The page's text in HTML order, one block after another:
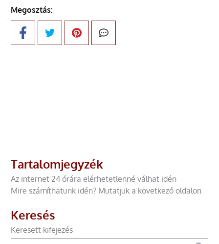
Megosztás:
Tartalomjegyzék
Az internet 24 órára elérhetetlenné válhat idén
Mire számíthatunk idén? Mutatjuk a következő oldalon
Keresés
Keresett kifejezés